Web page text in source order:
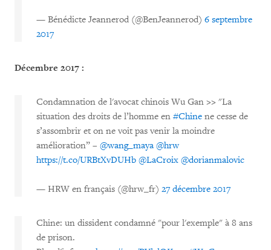
— Bénédicte Jeannerod (@BenJeannerod) 6 septembre
2017
Décembre 2017 :
Condamnation de l'avocat chinois Wu Gan >> "La
situation des droits de l’homme en #Chine ne cesse de
s’assombrir et on ne voit pas venir la moindre
amélioration” – @wang_maya @hrw
https://t.co/URBtXvDUHb @LaCroix @dorianmalovic
— HRW en français (@hrw_fr) 27 décembre 2017
Chine: un dissident condamné "pour l'exemple" à 8 ans
de prison.